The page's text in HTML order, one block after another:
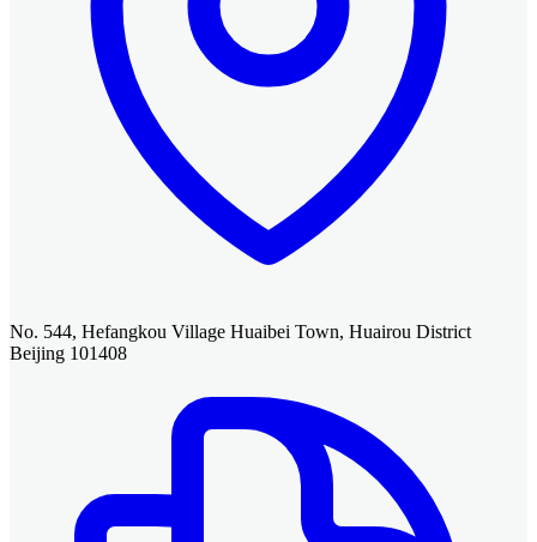
No. 544, Hefangkou Village Huaibei Town, Huairou District
Beijing 101408